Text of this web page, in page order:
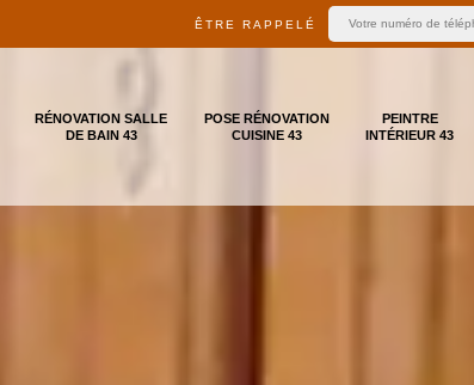
ÊTRE RAPPELÉ
RÉNOVATION SALLE
DE BAIN 43
POSE RÉNOVATION
CUISINE 43
PEINTRE
INTÉRIEUR 43